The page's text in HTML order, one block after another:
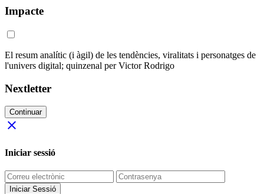
Impacte
El resum analític (i àgil) de les tendències, viralitats i personatges de
l'univers digital; quinzenal per Victor Rodrigo
Nextletter
Continuar
close
Iniciar sessió
Iniciar Sessió